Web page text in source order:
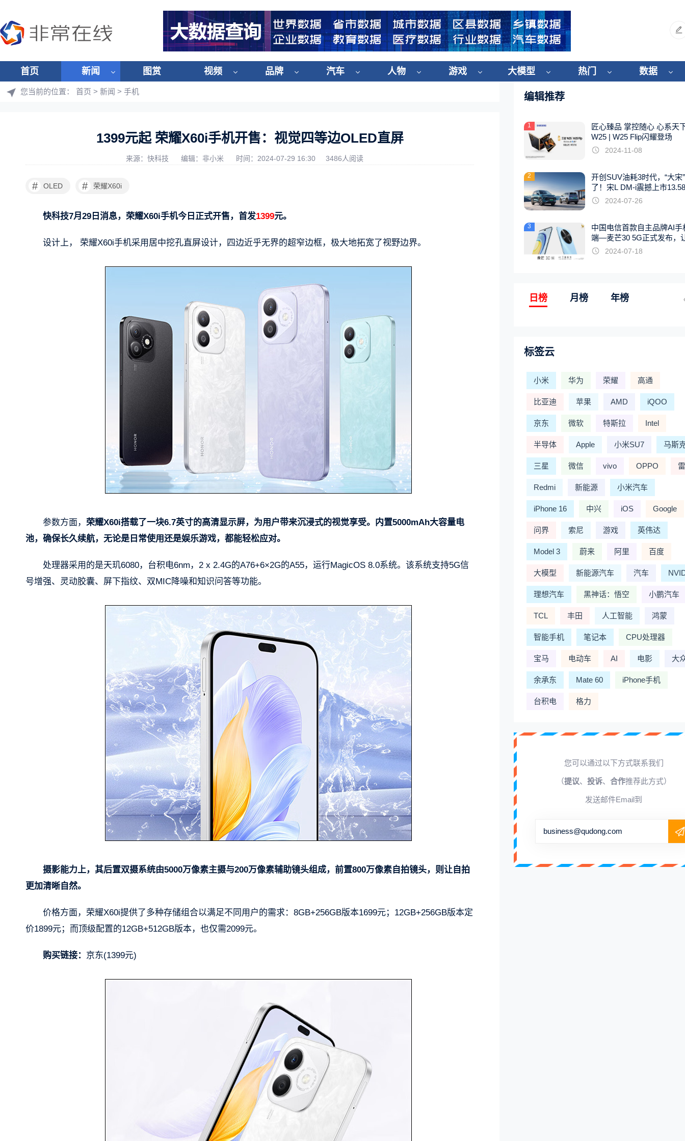
首页 新闻 图赏 视频 品牌 汽车 人物 游戏 大模型 热门 数据
您当前的位置： 首页 > 新闻 > 手机
1399元起 荣耀X60i手机开售：视觉四等边OLED直屏
来源：快科技 编辑：非小米 时间：2024-07-29 16:30 3486人阅读
# OLED # 荣耀X60i
快科技7月29日消息，荣耀X60i手机今日正式开售，首发1399元。
设计上， 荣耀X60i手机采用居中挖孔直屏设计，四边近乎无界的超窄边框，极大地拓宽了视野边界。
参数方面， 荣耀X60i搭载了一块6.7英寸的高清显示屏，为用户带来沉浸式的视觉享受。内置5000mAh大容量电
池，确保长久续航，无论是日常使用还是娱乐游戏，都能轻松应对。
处理器采用的是天玑6080，台积电6nm，2 x 2.4G的A76+6×2G的A55，运行MagicOS 8.0系统。该系统支持5G信
号增强、灵动胶囊、屏下指纹、双MIC降噪和知识问答等功能。
摄影能力上，其后置双摄系统由5000万像素主摄与200万像素辅助镜头组成，前置800万像素自拍镜头，则让自拍
更加清晰自然。
价格方面，荣耀X60i提供了多种存储组合以满足不同用户的需求：8GB+256GB版本1699元；12GB+256GB版本定
价1899元；而顶级配置的12GB+512GB版本，也仅需2099元。
购买链接： 京东(1399元)
编辑推荐
1
匠心臻品 掌控随心 心系天
W25 | W25 Flip闪耀登场
2024-11-08
2
开创SUV油耗3时代，“大宋
了！宋L DM-i震撼上市
起
2024-07-26
3
中国电信首款自主品牌AI手
端—麦芒30 5G正式发布，
触手可及2024-07-18
日榜 月榜 年榜
标签云
小米 华为 荣耀 高通
比亚迪 苹果 AMD iQOO
京东 微软 特斯拉 Intel
半导体 Apple 小米SU7 马斯
三星 微信 vivo OPPO
Redmi 新能源 小米汽车
iPhone 16 中兴 iOS Google
问界 索尼 游戏 英伟达
Model 3 蔚来 阿里 百度
大模型 新能源汽车 汽车
理想汽车 黑神话：悟空 小鹏汽车
TCL 丰田 人工智能 鸿蒙
智能手机 笔记本 CPU处理器
宝马 电动车 AI 电影 大
余承东 Mate 60 iPhone手机
台积电 格力
您可以通过以下方式联系我们
（提议、 投诉、 合作推荐此方式）
发送邮件Email到
business@qudong.com